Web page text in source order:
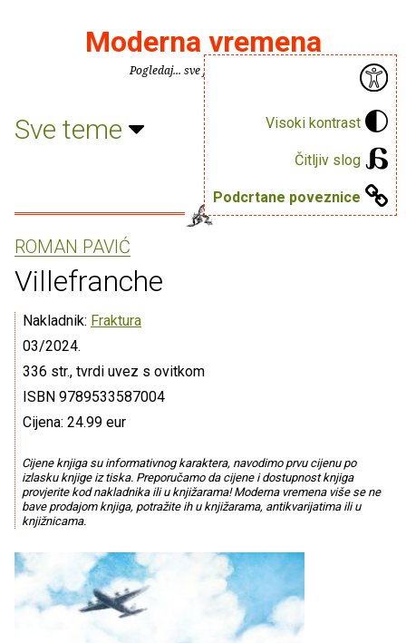
Visoki kontrast
Čitljiv slog
Podcrtane poveznice
Moderna vremena
Pogledaj... sve je puno knjiga.
Sve teme
ROMAN PAVIĆ
Villefranche
Nakladnik: Fraktura
03/2024.
336 str., tvrdi uvez s ovitkom
ISBN 9789533587004
Cijena: 24.99 eur
Cijene knjiga su informativnog karaktera, navodimo prvu cijenu po
izlasku knjige iz tiska. Preporučamo da cijene i dostupnost knjiga
provjerite kod nakladnika ili u knjižarama! Moderna vremena više se ne
bave prodajom knjiga, potražite ih u knjižarama, antikvarijatima ili u
knjižnicama.